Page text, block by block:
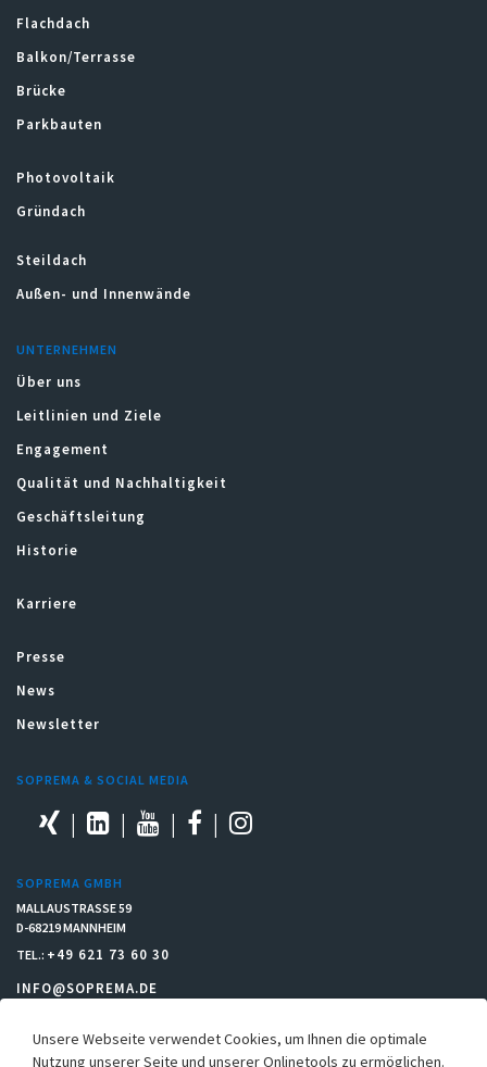
Flachdach
Balkon/Terrasse
Brücke
Parkbauten
Photovoltaik
Gründach
Steildach
Außen- und Innenwände
UNTERNEHMEN
Über uns
Leitlinien und Ziele
Engagement
Qualität und Nachhaltigkeit
Geschäftsleitung
Historie
Karriere
Presse
News
Newsletter
SOPREMA & SOCIAL MEDIA
SOPREMA GMBH
MALLAUSTRASSE 59
D-68219 MANNHEIM
TEL.: +49 621 73 60 30
INFO@SOPREMA.DE
Unsere Webseite verwendet Cookies, um Ihnen die optimale
Nutzung unserer Seite und unserer Onlinetools zu ermöglichen.